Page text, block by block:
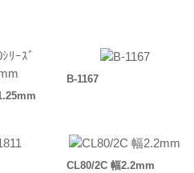
B-1167
CL80/2C 幅2.2mm